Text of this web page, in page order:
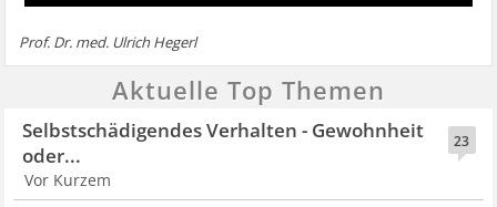
Prof. Dr. med. Ulrich Hegerl
Aktuelle Top Themen
23
Selbstschädigendes Verhalten - Gewohnheit
oder...
Vor Kurzem